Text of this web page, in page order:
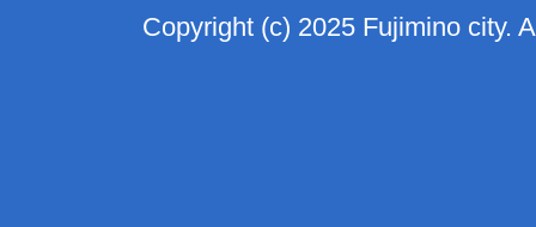
Copyright (c) 2025 Fujimino city.